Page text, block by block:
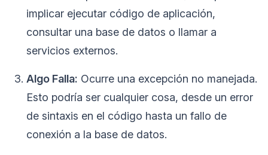
implicar ejecutar código de aplicación,
consultar una base de datos o llamar a
servicios externos.
Algo Falla: Ocurre una excepción no manejada.
Esto podría ser cualquier cosa, desde un error
de sintaxis en el código hasta un fallo de
conexión a la base de datos.